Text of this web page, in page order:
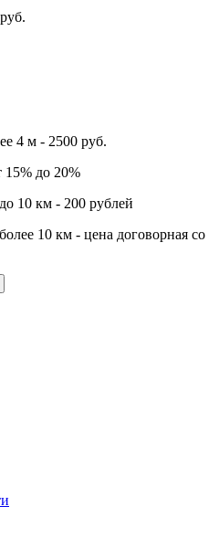
4 м - 2500 руб.
15% до 20%
10 км - 200 рублей
10 км - цена договорная со